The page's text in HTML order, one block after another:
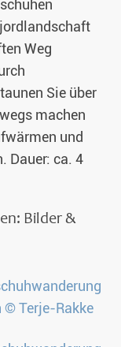
Weg
Sie über
machen
und
Dauer: ca. 4
Bilder &